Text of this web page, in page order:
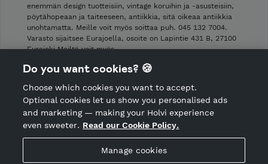
Hosted by Holvi
Holvi Payment Services Ltd is regulated by the Financial
enemmän design tuotteisiin, vintage koruihin ja -asusteisiin,
pöytähopeaan ja taiteeseen, antiikkia, sitä oikeaa antiikkia
unohtamatta. Meille voit myös soittaa puh. 045 132 7004.
Varasto sijaitsee Eurajoella, osoite on Lapintie 431 B, 27100
Eurajoki Meiltä voit myös …
Shop Terms and Conditions
CANCEL ORDER
Do you want cookies? 🍪
Choose which cookies you want to accept.
Optional cookies let us show you personalised ads
and marketing — making your Holvi experience
even sweeter. Read our Cookie Policy.
Manage cookies